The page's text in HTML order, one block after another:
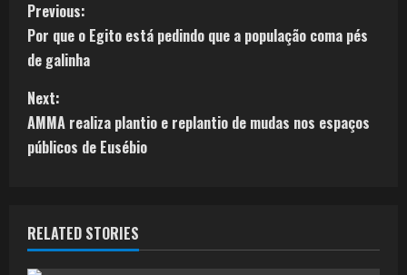
Previous:
Por que o Egito está pedindo que a população coma pés
de galinha
Next:
AMMA realiza plantio e replantio de mudas nos espaços
públicos de Eusébio
RELATED STORIES